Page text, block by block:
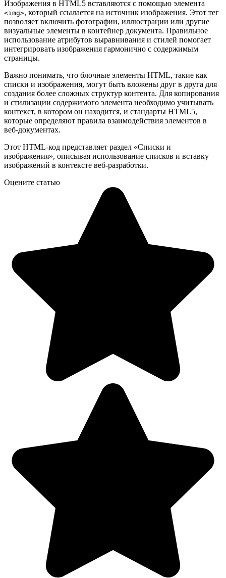
Изображения в HTML5 вставляются с помощью элемента
<img>, который ссылается на источник изображения. Этот тег
позволяет включить фотографии, иллюстрации или другие
визуальные элементы в контейнер документа. Правильное
использование атрибутов выравнивания и стилей помогает
интегрировать изображения гармонично с содержимым
страницы.
Важно понимать, что блочные элементы HTML, такие как
списки и изображения, могут быть вложены друг в друга для
создания более сложных структур контента. Для копирования
и стилизации содержимого элемента необходимо учитывать
контекст, в котором он находится, и стандарты HTML5,
которые определяют правила взаимодействия элементов в
веб-документах.
Этот HTML-код представляет раздел «Списки и
изображения», описывая использование списков и вставку
изображений в контексте веб-разработки.
Оцените статью